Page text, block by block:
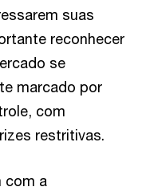
suas
reconhecer
se
marcado por
com
restritivas.
com a